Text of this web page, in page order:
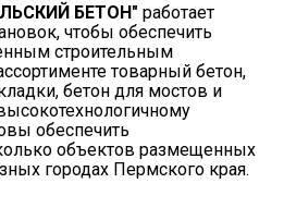
БЕТОН" работает
чтобы обеспечить
строительным
товарный бетон,
бетон для мостов и
обеспечить
объектов размещенных
городах Пермского края.